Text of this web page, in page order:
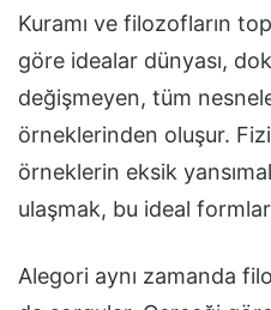
Kuramı ve filozofların
göre idealar dünyası,
değişmeyen, tüm
örneklerinden oluşur.
örneklerin eksik
ulaşmak, bu ideal
Alegori aynı zamanda